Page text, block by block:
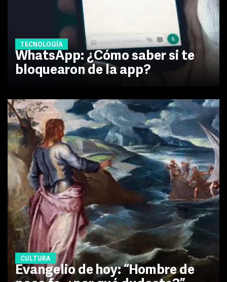
TECNOLOGÍA
WhatsApp: ¿Cómo saber si te
bloquearon de la app?
CULTURA
Evangelio de hoy: “Hombre de